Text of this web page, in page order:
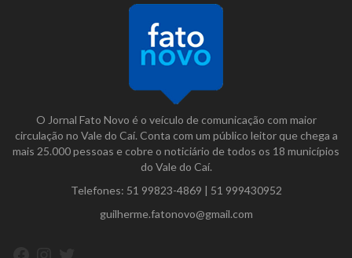
O Jornal Fato Novo é o veículo de comunicação com maior
circulação no Vale do Caí. Conta com um público leitor que chega a
mais 25.000 pessoas e cobre o noticiário de todos os 18 municípios
do Vale do Caí.
Telefones: 51 99823-4869 | 51 999430952
guilherme.fatonovo@gmail.com